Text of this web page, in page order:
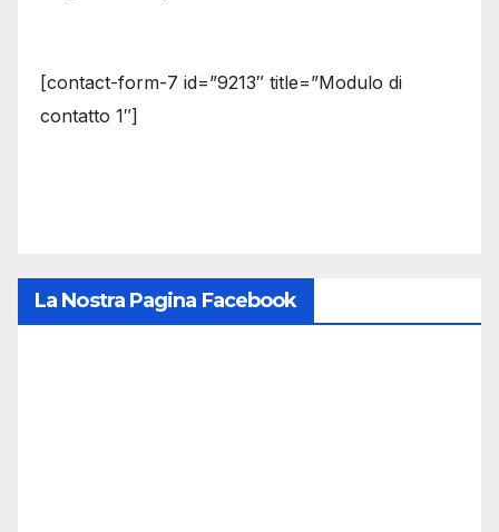
[contact-form-7 id=”9213″ title=”Modulo di
contatto 1″]
La Nostra Pagina Facebook